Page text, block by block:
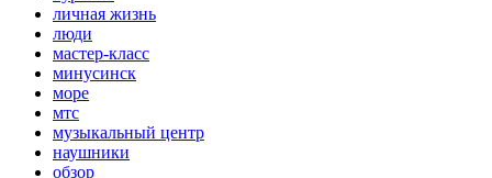
личная жизнь
люди
мастер-класс
минусинск
море
мтс
музыкальный центр
наушники
обзор